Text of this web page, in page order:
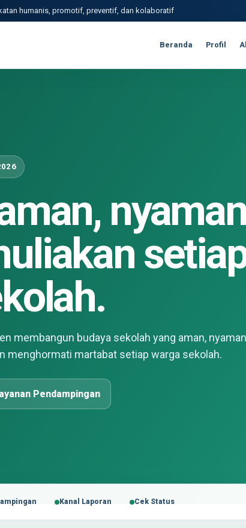
humanis, promotif, preventif, dan kolaboratif
Beranda Profil
membangun budaya sekolah yang aman,
menghormati martabat setiap warga sekolah.
Pendampingan
Kanal Laporan Cek Status